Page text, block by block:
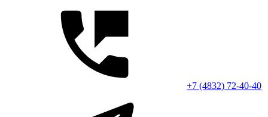
+7 (4832) 72-40-40